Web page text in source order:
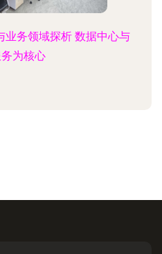
业务领域探析 数据中心与
为核心